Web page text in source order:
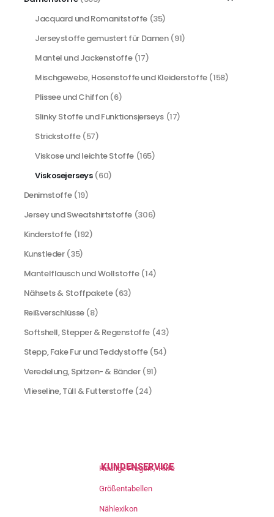
Jacquard und Romanitstoffe (35)
Jerseystoffe gemustert für Damen (91)
Mantel und Jackenstoffe (17)
Mischgewebe, Hosenstoffe und Kleiderstoffe (158)
Plissee und Chiffon (6)
Slinky Stoffe und Funktionsjerseys (17)
Strickstoffe (57)
Viskose und leichte Stoffe (165)
Viskosejerseys (60)
Denimstoffe (19)
Jersey und Sweatshirtstoffe (306)
Kinderstoffe (192)
Kunstleder (35)
Mantelflausch und Wollstoffe (14)
Nähsets & Stoffpakete (63)
Reißverschlüsse (8)
Softshell, Stepper & Regenstoffe (43)
Stepp, Fake Fur und Teddystoffe (54)
Veredelung, Spitzen- & Bänder (91)
Vlieseline, Tüll & Futterstoffe (24)
KUNDENSERVICE
Häufige Fragen / Hilfe
Größentabellen
Nählexikon